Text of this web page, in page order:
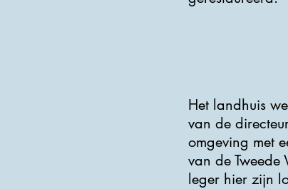
Het landhuis
van de
omgeving met
van de
leger hier zijn